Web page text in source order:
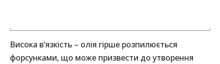
Висока в’язкість – олія гірше розпилюється
форсунками, що може призвести до утворення